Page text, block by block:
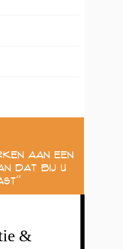
aan een
dat Bij u
&